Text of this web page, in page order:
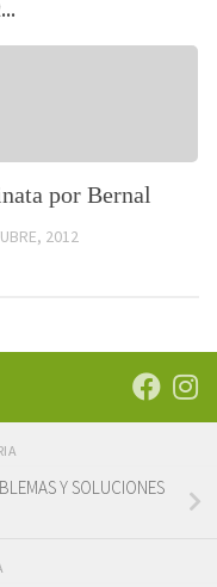
por Bernal
2012
Y SOLUCIONES